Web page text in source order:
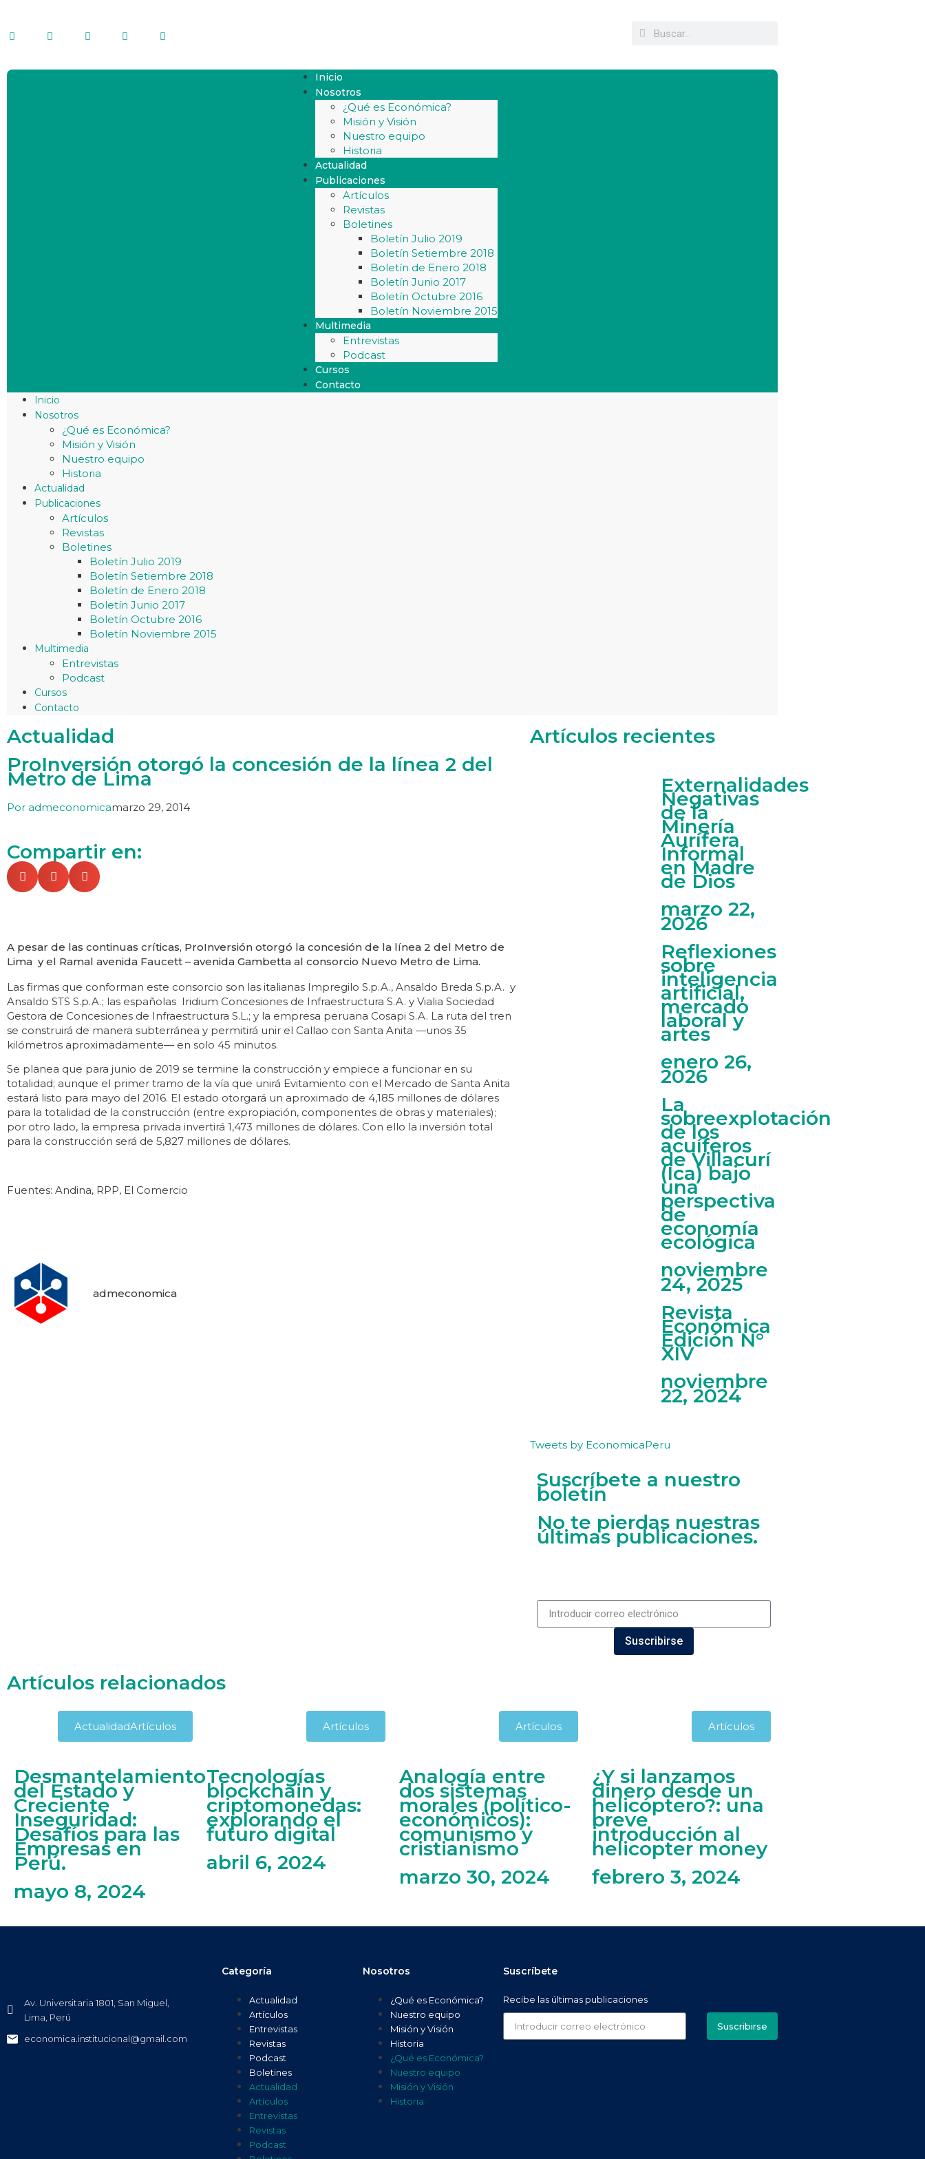
Inicio
Nosotros
¿Qué es Económica?
Misión y Visión
Nuestro equipo
Historia
Actualidad
Publicaciones
Artículos
Revistas
Boletines
Boletín Julio 2019
Boletín Setiembre 2018
Boletín de Enero 2018
Boletín Junio 2017
Boletín Octubre 2016
Boletín Noviembre 2015
Multimedia
Entrevistas
Podcast
Cursos
Contacto
Inicio
Nosotros
¿Qué es Económica?
Misión y Visión
Nuestro equipo
Historia
Actualidad
Publicaciones
Artículos
Revistas
Boletines
Boletín Julio 2019
Boletín Setiembre 2018
Boletín de Enero 2018
Boletín Junio 2017
Boletín Octubre 2016
Boletín Noviembre 2015
Multimedia
Entrevistas
Podcast
Cursos
Contacto
Actualidad
ProInversión otorgó la concesión de la línea 2 del
Metro de Lima
Por admeconomicamarzo 29, 2014
Compartir en:
A pesar de las continuas críticas, ProInversión otorgó la concesión de la línea 2 del Metro de
Lima y el Ramal avenida Faucett – avenida Gambetta al consorcio Nuevo Metro de Lima.
Las firmas que conforman este consorcio son las italianas Impregilo S.p.A., Ansaldo Breda S.p.A. y
Ansaldo STS S.p.A.; las españolas Iridium Concesiones de Infraestructura S.A. y Vialia Sociedad
Gestora de Concesiones de Infraestructura S.L.; y la empresa peruana Cosapi S.A. La ruta del tren
se construirá de manera subterránea y permitirá unir el Callao con Santa Anita —unos 35
kilómetros aproximadamente— en solo 45 minutos.
Se planea que para junio de 2019 se termine la construcción y empiece a funcionar en su
totalidad; aunque el primer tramo de la vía que unirá Evitamiento con el Mercado de Santa Anita
estará listo para mayo del 2016. El estado otorgará un aproximado de 4,185 millones de dólares
para la totalidad de la construcción (entre expropiación, componentes de obras y materiales);
por otro lado, la empresa privada invertirá 1,473 millones de dólares. Con ello la inversión total
para la construcción será de 5,827 millones de dólares.
Fuentes: Andina, RPP, El Comercio
admeconomica
Artículos recientes
Externalidades
Negativas
de la
Minería
Aurífera
Informal
en Madre
de Dios
marzo 22,
2026
Reflexiones
sobre
inteligencia
artificial,
mercado
laboral y
artes
enero 26,
2026
La
sobreexplotación
de los
acuíferos
de Villacurí
(Ica) bajo
una
perspectiva
de
economía
ecológica
noviembre
24, 2025
Revista
Económica
Edición N°
XIV
noviembre
22, 2024
Tweets by EconomicaPeru
Suscríbete a nuestro
boletín
No te pierdas nuestras
últimas publicaciones.
Suscribirse
Artículos relacionados
ActualidadArtículos
Desmantelamiento
del Estado y
Creciente
Inseguridad:
Desafíos para las
Empresas en
Perú.
mayo 8, 2024
Artículos
Tecnologías
blockchain y
criptomonedas:
explorando el
futuro digital
abril 6, 2024
Artículos
Analogía entre
dos sistemas
morales (político-
económicos):
comunismo y
cristianismo
marzo 30, 2024
Artículos
¿Y si lanzamos
dinero desde un
helicóptero?: una
breve
introducción al
helicopter money
febrero 3, 2024
Av. Universitaria 1801, San Miguel,
Lima, Perú
economica.institucional@gmail.com
Categoría
Actualidad
Artículos
Entrevistas
Revistas
Podcast
Boletines
Actualidad
Artículos
Entrevistas
Revistas
Podcast
Nosotros
¿Qué es Económica?
Nuestro equipo
Misión y Visión
Historia
¿Qué es Económica?
Nuestro equipo
Misión y Visión
Historia
Suscríbete
Recibe las últimas publicaciones
Suscribirse